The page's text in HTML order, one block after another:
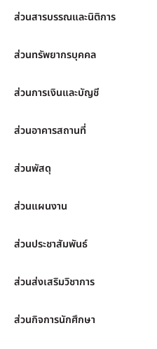
ส่วนสารบรรณและนิติการ
ส่วนทรัพยากรบุคคล
ส่วนการเงินและบัญชี
ส่วนอาคารสถานที่
ส่วนพัสดุ
ส่วนแผนงาน
ส่วนประชาสัมพันธ์
ส่วนส่งเสริมวิชาการ
ส่วนกิจการนักศึกษา